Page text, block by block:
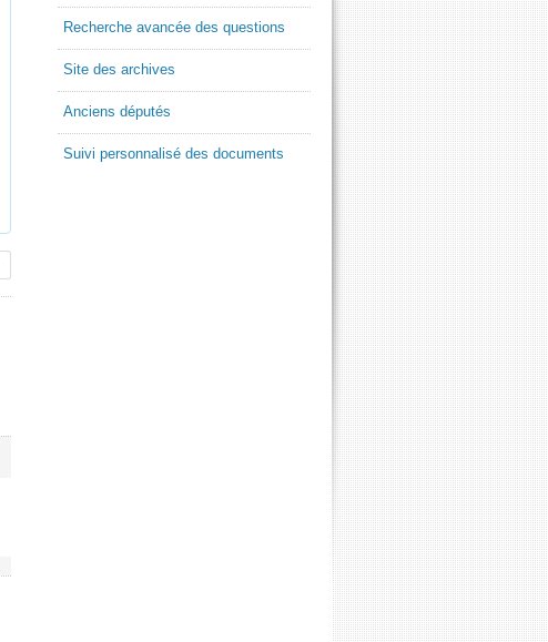
Recherche avancée des questions
Site des archives
Anciens députés
Suivi personnalisé des documents